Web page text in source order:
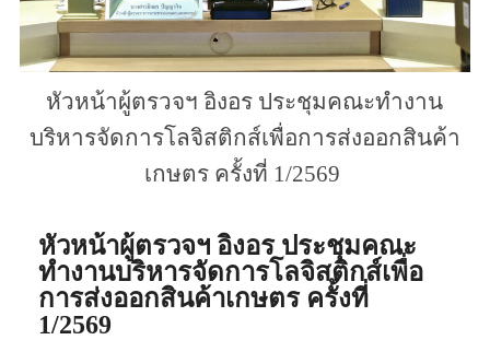
หัวหน้าผู้ตรวจฯ อิงอร ประชุมคณะทำงาน
บริหารจัดการโลจิสติกส์เพื่อการส่งออกสินค้า
เกษตร ครั้งที่ 1/2569
หัวหน้าผู้ตรวจฯ อิงอร ประชุมคณะ
ทำงานบริหารจัดการโลจิสติกส์เพื่อ
การส่งออกสินค้าเกษตร ครั้งที่
1/2569